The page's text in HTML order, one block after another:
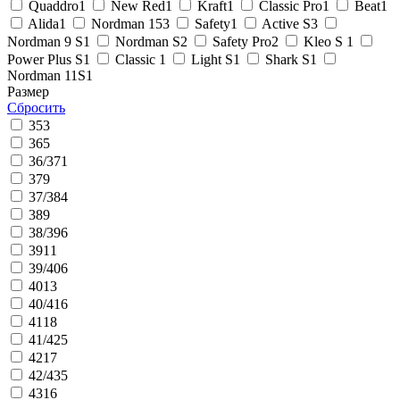
Quaddro1 New Red1 Kraft1 Classic Pro1 Beat1
Alida1 Nordman 153 Safety1 Active S3
Nordman 9 S1 Nordman S2 Safety Pro2 Kleo S 1
Power Plus S1 Classic 1 Light S1 Shark S1
Nordman 11S1
Размер
Сбросить
353
365
36/371
379
37/384
389
38/396
3911
39/406
4013
40/416
41 18
41/425
4217
42/435
4316